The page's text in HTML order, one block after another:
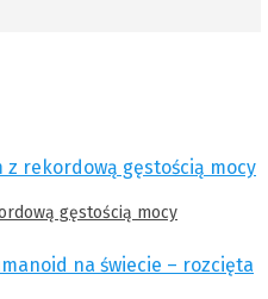
gęstością mocy